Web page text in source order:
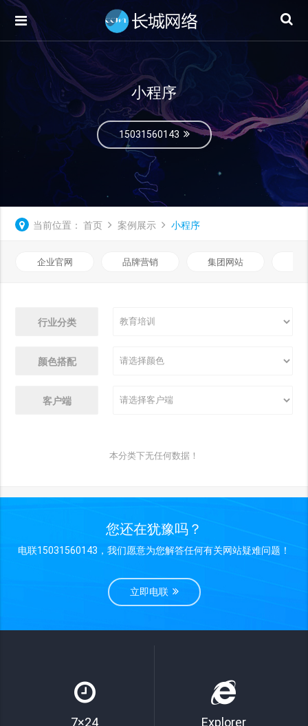
小程序
15031560143
当前位置： 首页 案例展示 小程序
企业官网 品牌营销 集团网站
行业分类
颜色搭配
客户端
本分类下无任何数据！
您还在犹豫吗？
电联15031560143，我们愿意为您解答任何有关网站疑难问题！
立即电联
7×24 Explorer